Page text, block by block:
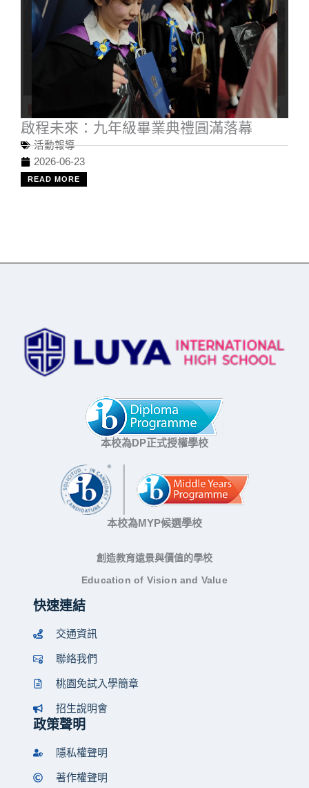
啟程未來：九年級畢業典禮圓滿落幕
活動報導
2026-06-23
READ MORE
本校為DP正式授權學校
本校為MYP候選學校
創造教育遠景與價值的學校
Education of Vision and Value
快速連結
交通資訊
聯絡我們
桃園免試入學簡章
招生說明會
政策聲明
隱私權聲明
著作權聲明